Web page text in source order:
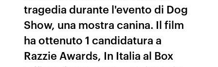
tragedia durante l'evento di Dog
Show, una mostra canina. Il film
ha ottenuto 1 candidatura a
Razzie Awards, In Italia al Box